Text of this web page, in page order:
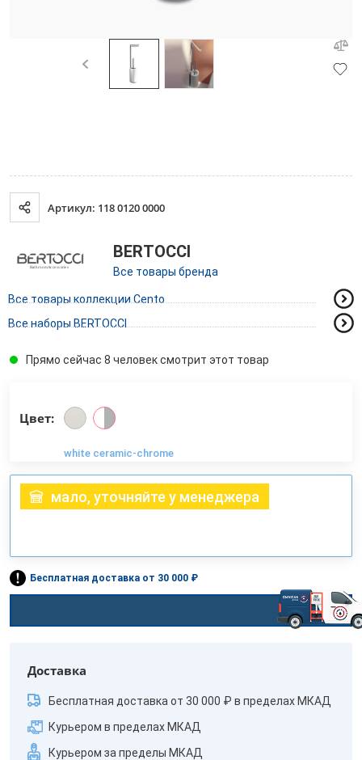
Артикул: 118 0120 0000
BERTOCCI
Все товары бренда
Все товары коллекции Cento
Все наборы BERTOCCI
Прямо сейчас 8 человек смотрит этот товар
Цвет:
white ceramic-chrome
мало, уточняйте у менеджера
Бесплатная доставка от 30 000 ₽
Доставка
Бесплатная доставка от 30 000 ₽ в пределах МКАД
Курьером в пределах МКАД
Курьером за пределы МКАД